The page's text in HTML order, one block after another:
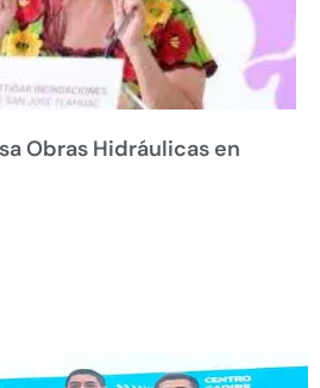
Obras Hidráulicas en